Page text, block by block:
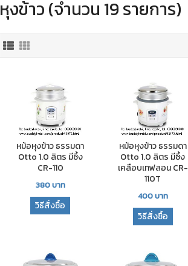
หุงข้าว (จำนวน 19 รายการ)
หม้อหุงข้าว ธรรมดา
Otto 1.0 ลิตร มีซึ้ง
CR-110
380บาท
วิธีสั่งซื้อ
หม้อหุงข้าว ธรรมดา
Otto 1.0 ลิตร มีซึ้ง
เคลือบเทฟลอน CR-
110T
400บาท
วิธีสั่งซื้อ